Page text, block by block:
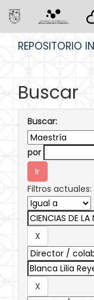
REPOSITORIO
Buscar
Buscar:
por
Filtros actuales: